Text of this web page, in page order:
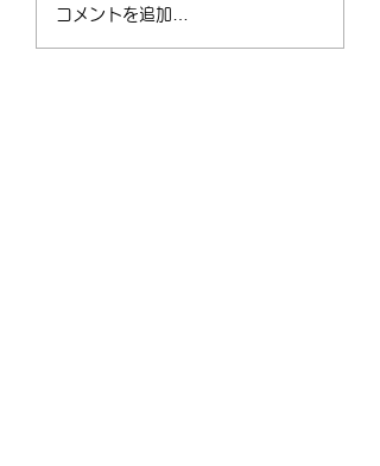
4/2（木）18:30〜
21:00 フリークラス
コメントを追加…